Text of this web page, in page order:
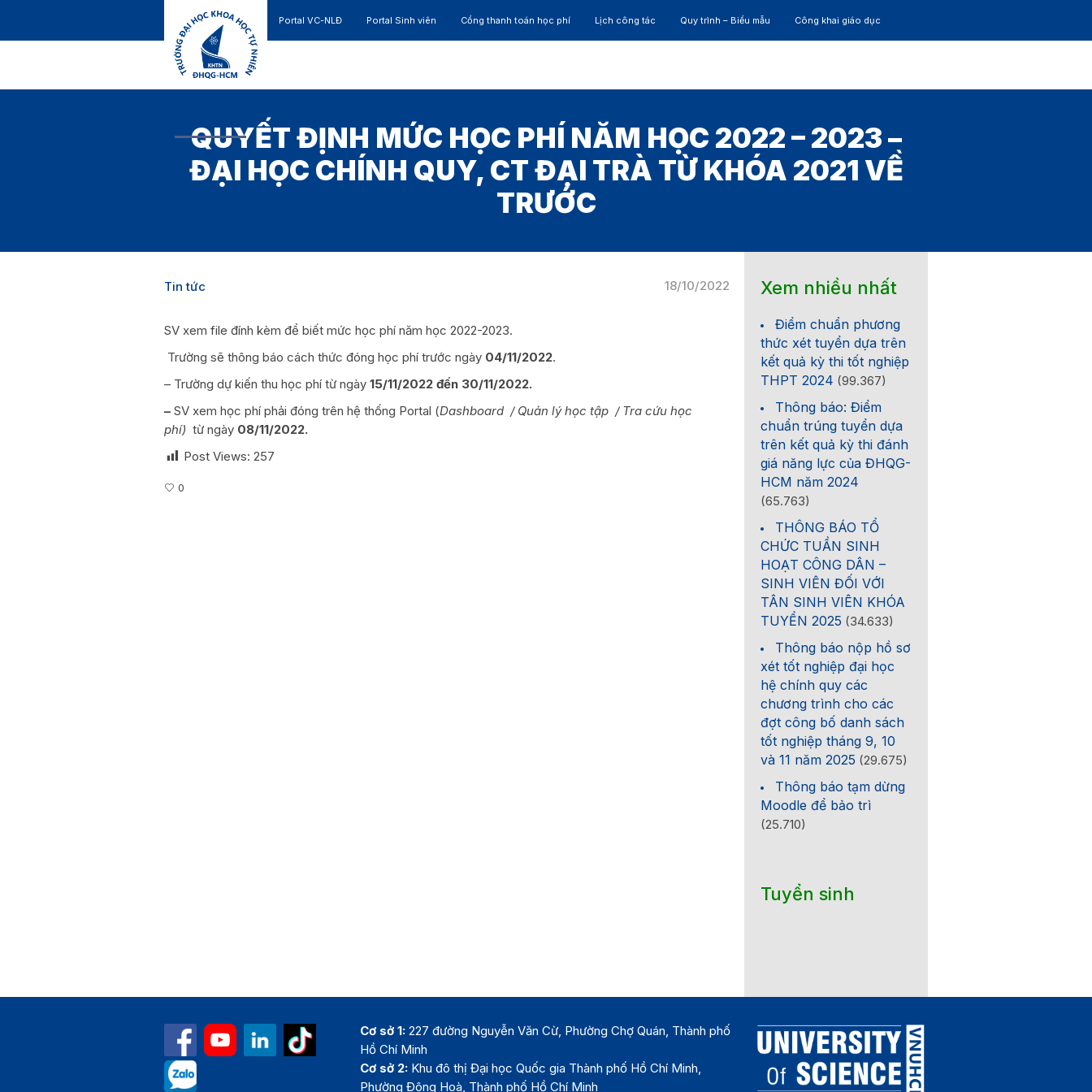
Portal VC-NLĐ Portal Sinh viên Cổng thanh toán học phí Lịch công tác Quy trình – Biểu mẫu Công khai giáo dục
QUYẾT ĐỊNH MỨC HỌC PHÍ NĂM HỌC 2022 – 2023 –
ĐẠI HỌC CHÍNH QUY, CT ĐẠI TRÀ TỪ KHÓA 2021 VỀ
TRƯỚC
18/10/2022
Tin tức
SV xem file đính kèm để biết mức học phí năm học 2022-2023.
Trường sẽ thông báo cách thức đóng học phí trước ngày 04/11/2022.
– Trường dự kiến thu học phí từ ngày 15/11/2022 đến 30/11/2022.
– SV xem học phí phải đóng trên hệ thống Portal (Dashboard / Quản lý học tập / Tra cứu học
phí) từ ngày 08/11/2022.
Post Views: 257
0
Xem nhiều nhất
Điểm chuẩn phương
thức xét tuyển dựa trên
kết quả kỳ thi tốt nghiệp
THPT 2024 (99.367)
Thông báo: Điểm
chuẩn trúng tuyển dựa
trên kết quả kỳ thi đánh
giá năng lực của ĐHQG-
HCM năm 2024
(65.763)
THÔNG BÁO TỔ
CHỨC TUẦN SINH
HOẠT CÔNG DÂN –
SINH VIÊN ĐỐI VỚI
TÂN SINH VIÊN KHÓA
TUYỂN 2025 (34.633)
Thông báo nộp hồ sơ
xét tốt nghiệp đại học
hệ chính quy các
chương trình cho các
đợt công bố danh sách
tốt nghiệp tháng 9, 10
và 11 năm 2025 (29.675)
Thông báo tạm dừng
Moodle để bảo trì
(25.710)
Tuyển sinh
Cơ sở 1: 227 đường Nguyễn Văn Cừ, Phường Chợ Quán, Thành phố
Hồ Chí Minh
Cơ sở 2: Khu đô thị Đại học Quốc gia Thành phố Hồ Chí Minh,
Phường Đông Hoà, Thành phố Hồ Chí Minh